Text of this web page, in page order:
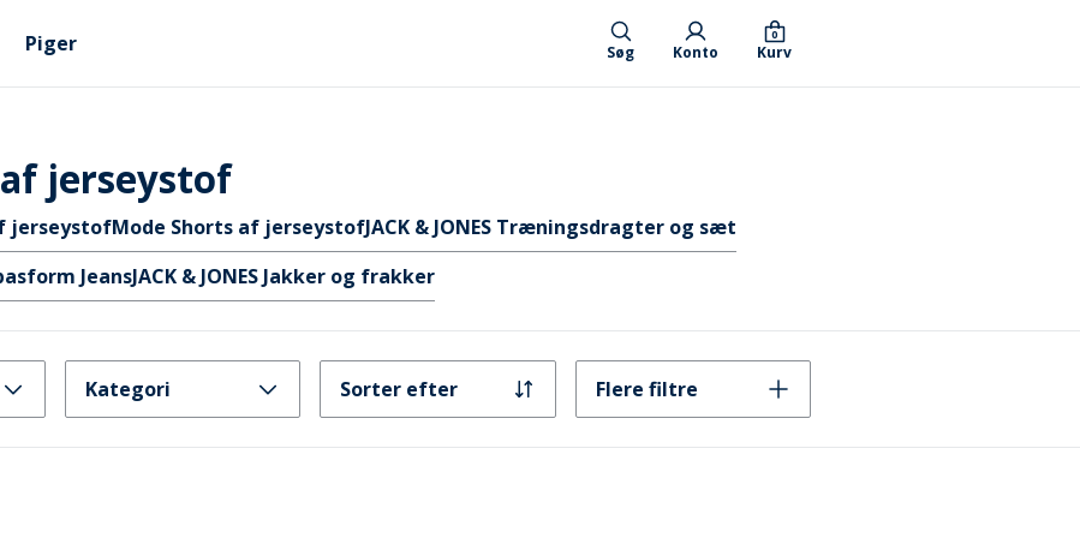
Piger Søg Konto Kurv
0
af jerseystof
jerseystofMode Shorts af jerseystofJACK & JONES Træningsdragter og sæt
JeansJACK & JONES Jakker og frakker
Kategori Sorter efter Flere filtre